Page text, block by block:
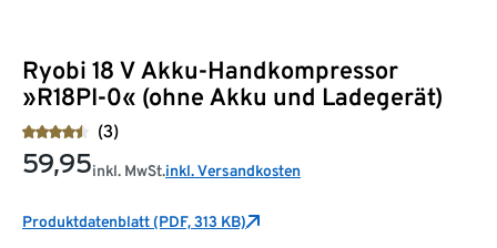
Ryobi 18 V Akku-Handkompressor
»R18PI-0« (ohne Akku und Ladegerät)
(3)
59,95inkl. MwSt.inkl. Versandkosten
Produktdatenblatt (PDF, 313 KB)